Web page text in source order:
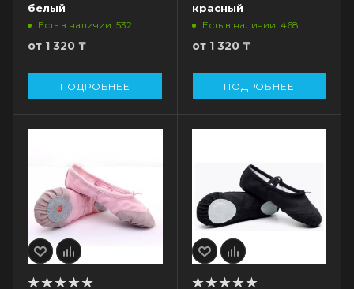
белый
Есть в наличии: 532
от 1 320 ₸
ПОДРОБНЕЕ
красный
Есть в наличии: 468
от 1 320 ₸
ПОДРОБНЕЕ